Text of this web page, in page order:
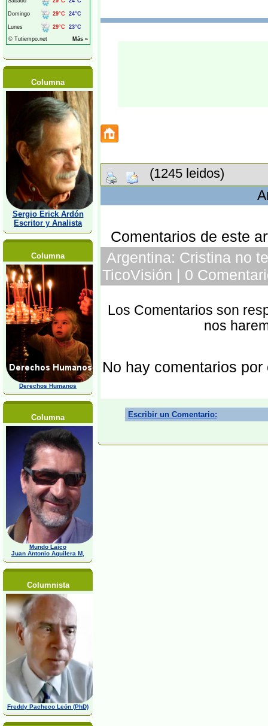
Columna
Sergio Erick Ardón
Escritor y Analista
Columna
Derechos Humanos
Columna
Mundo Laico
Juan Antonio Aguilera M,
Columnista
Freddy Pacheco León (PhD)
(1245 leidos)
Comentarios de este
Argentina: Cristina no
TicoVisión | 0
Los Comentarios son
nos
No hay comentarios por
Escribir un Comentario: